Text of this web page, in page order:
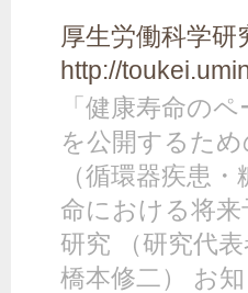
厚生労働科学
http://
「健康寿命の
を公開するた
（循環器疾患
命における将
研究 （研究代
橋本修二） お